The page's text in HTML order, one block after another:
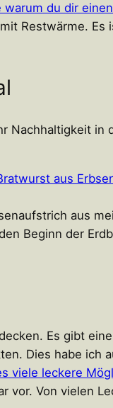
warum du dir
Restwärme. Es
Nachhaltigkeit in
aus
aus
Beginn der
Es gibt
Dies habe ich
viele leckere
vor. Von vielen